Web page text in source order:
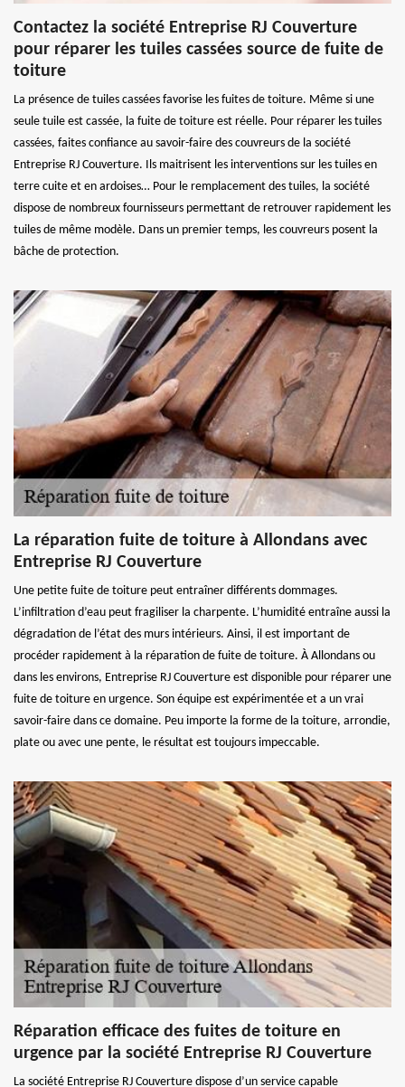
Contactez la société Entreprise RJ Couverture
pour réparer les tuiles cassées source de fuite de
toiture
La présence de tuiles cassées favorise les fuites de toiture. Même si une
seule tuile est cassée, la fuite de toiture est réelle. Pour réparer les tuiles
cassées, faites confiance au savoir-faire des couvreurs de la société
Entreprise RJ Couverture. Ils maitrisent les interventions sur les tuiles en
terre cuite et en ardoises… Pour le remplacement des tuiles, la société
dispose de nombreux fournisseurs permettant de retrouver rapidement les
tuiles de même modèle. Dans un premier temps, les couvreurs posent la
bâche de protection.
La réparation fuite de toiture à Allondans avec
Entreprise RJ Couverture
Une petite fuite de toiture peut entraîner différents dommages.
L’infiltration d’eau peut fragiliser la charpente. L’humidité entraîne aussi la
dégradation de l’état des murs intérieurs. Ainsi, il est important de
procéder rapidement à la réparation de fuite de toiture. À Allondans ou
dans les environs, Entreprise RJ Couverture est disponible pour réparer une
fuite de toiture en urgence. Son équipe est expérimentée et a un vrai
savoir-faire dans ce domaine. Peu importe la forme de la toiture, arrondie,
plate ou avec une pente, le résultat est toujours impeccable.
Réparation efficace des fuites de toiture en
urgence par la société Entreprise RJ Couverture
La société Entreprise RJ Couverture dispose d’un service capable